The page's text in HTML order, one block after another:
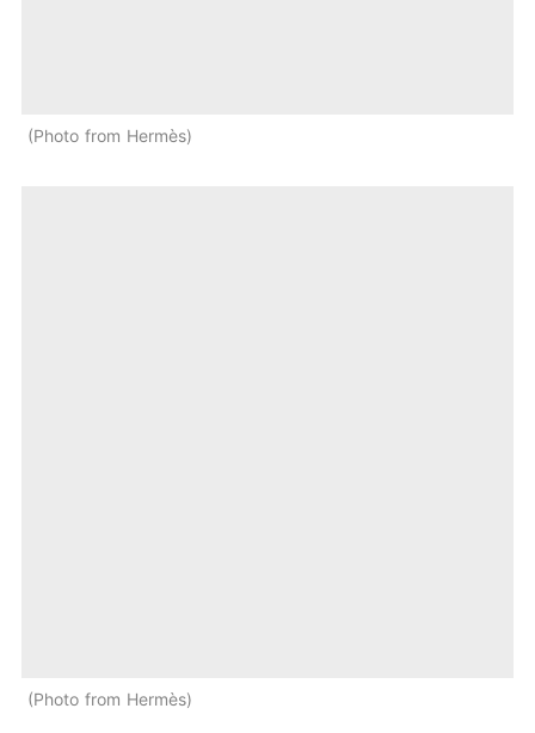
Photo from Hermès
Photo from Hermès